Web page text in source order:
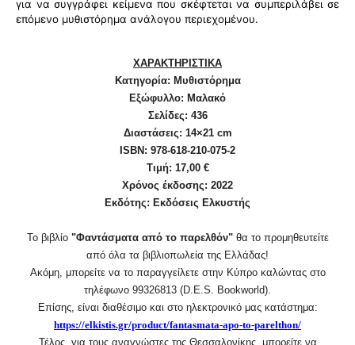
για να συγγράφει κείμενα που σκέφτεται να συμπεριλάβει σε
επόμενο μυθιστόρημα ανάλογου περιεχομένου.
ΧΑΡΑΚΤΗΡΙΣΤΙΚΑ
Κατηγορία: Μυθιστόρημα
Εξώφυλλο: Μαλακό
Σελίδες: 436
Διαστάσεις: 14×21 cm
ISBN: 978-618-210-075-2
Τιμή: 17,00 €
Χρόνος έκδοσης: 2022
Εκδότης: Εκδόσεις Ελκυστής
Το βιβλίο "Φαντάσματα από το παρελθόν" θα το προμηθευτείτε
από όλα τα βιβλιοπωλεία της Ελλάδας!
Ακόμη, μπορείτε να το παραγγείλετε στην Κύπρο καλώντας στο
τηλέφωνο 99326813 (D.E.S. Bookworld).
Επίσης, είναι διαθέσιμο και στο ηλεκτρονικό μας κατάστημα:
https://elkistis.gr/product/fantasmata-apo-to-parelthon/
Τέλος, για τους αναγνώστες της Θεσσαλονίκης, μπορείτε να